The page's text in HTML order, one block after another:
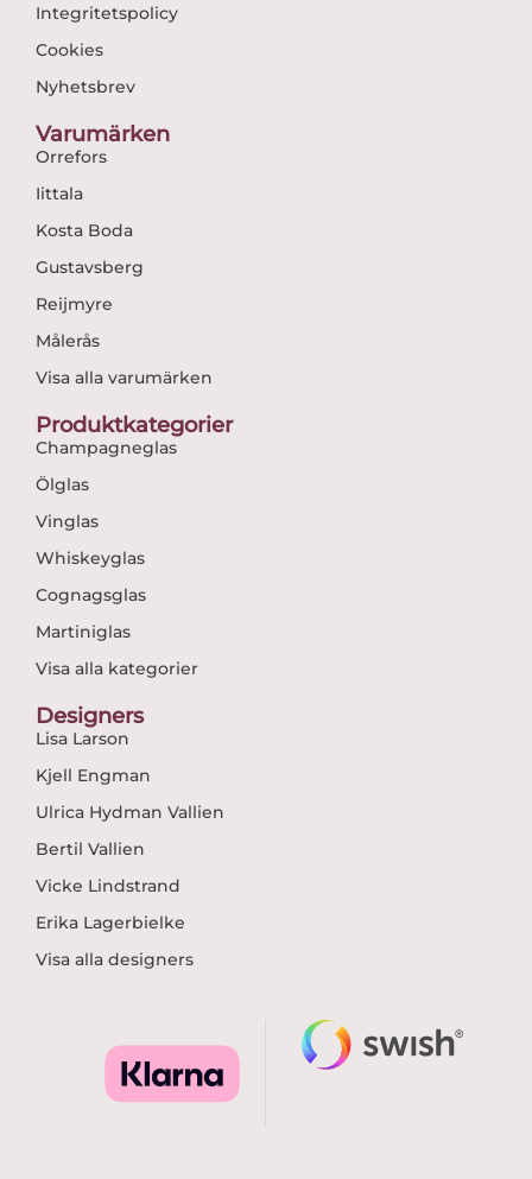
Integritetspolicy
Cookies
Nyhetsbrev
Varumärken
Orrefors
Iittala
Kosta Boda
Gustavsberg
Reijmyre
Målerås
Visa alla varumärken
Produktkategorier
Champagneglas
Ölglas
Vinglas
Whiskeyglas
Cognagsglas
Martiniglas
Visa alla kategorier
Designers
Lisa Larson
Kjell Engman
Ulrica Hydman Vallien
Bertil Vallien
Vicke Lindstrand
Erika Lagerbielke
Visa alla designers